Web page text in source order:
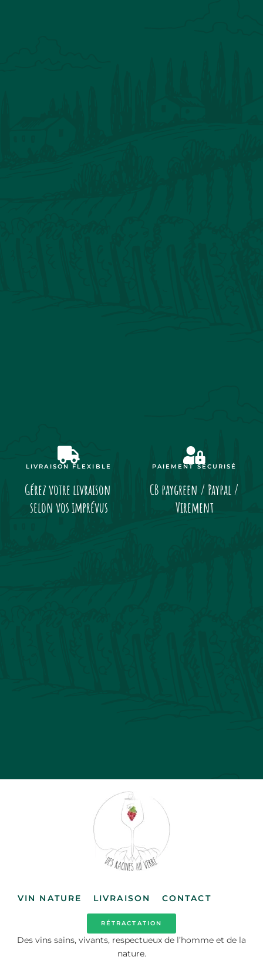
LIVRAISON FLEXIBLE
Gérez votre livraison
selon vos imprévus
PAIEMENT SÉCURISÉ
CB paygreen / Paypal /
Virement
VIN NATURE LIVRAISON CONTACT
RÉTRACTATION
Des vins sains, vivants, respectueux de l’homme et de la
nature.